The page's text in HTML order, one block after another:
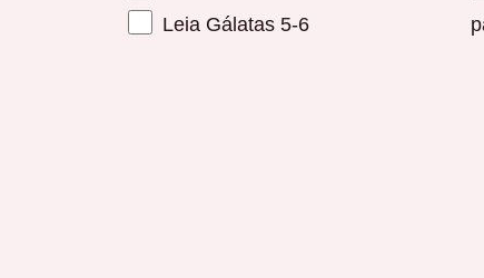
Leia Gálatas 5-6